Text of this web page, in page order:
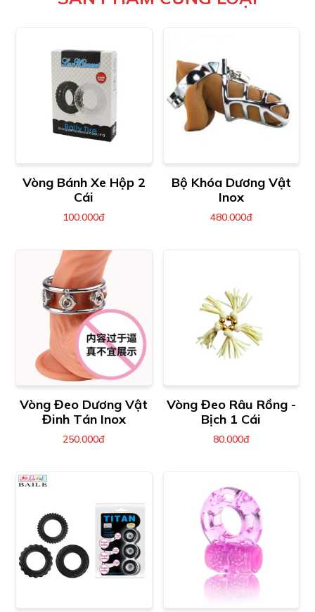
Vòng Bánh Xe Hộp 2
Cái
100.000đ
Bộ Khóa Dương Vật
Inox
480.000đ
Vòng Đeo Dương Vật
Đinh Tán Inox
250.000đ
Vòng Đeo Râu Rồng -
Bịch 1 Cái
80.000đ